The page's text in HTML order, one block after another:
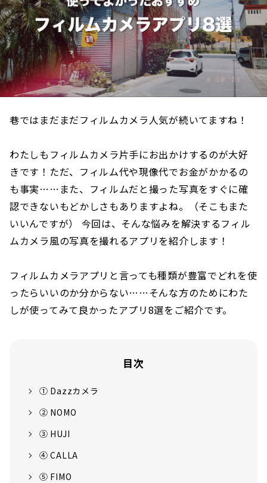
巷ではまだまだフィルムカメラ人気が続いてますね！
わたしもフィルムカメラ片手にお出かけするのが大好
きです！ただ、フィルム代や現像代でお金がかかるの
も事実……また、フィルムだと撮った写真をすぐに確
認できないもどかしさもありますよね。（そこもまた
いいんですが） 今回は、そんな悩みを解決するフィル
ムカメラ風の写真を撮れるアプリを紹介します！
フィルムカメラアプリと言っても種類が豊富でどれを使
ったらいいのか分からない……そんな方のためにわた
しが使ってみて良かったアプリ8選をご紹介です。
目次
① Dazzカメラ
② NOMO
③ HUJI
④ CALLA
⑤ FIMO